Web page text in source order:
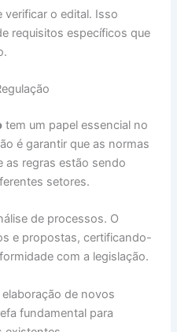
verificar o edital. Isso
requisitos específicos que
tem um papel essencial no
é garantir que as normas
as regras estão sendo
setores.
de processos. O
e propostas, certificando-
com a legislação.
de novos
fundamental para